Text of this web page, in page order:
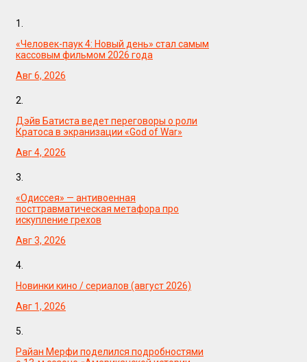
1.
«Человек-паук 4: Новый день» стал самым
кассовым фильмом 2026 года
Авг 6, 2026
2.
Дэйв Батиста ведет переговоры о роли
Кратоса в экранизации «God of War»
Авг 4, 2026
3.
«Одиссея» — антивоенная
посттравматическая метафора про
искупление грехов
Авг 3, 2026
4.
Новинки кино / сериалов (август 2026)
Авг 1, 2026
5.
Райан Мерфи поделился подробностями